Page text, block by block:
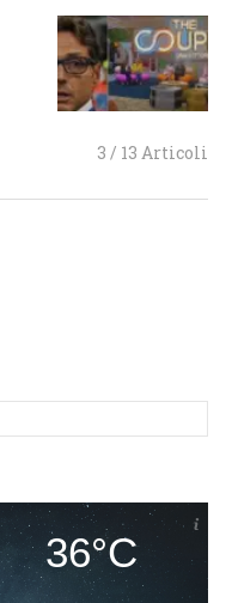
3 / 13 Articoli
36°C